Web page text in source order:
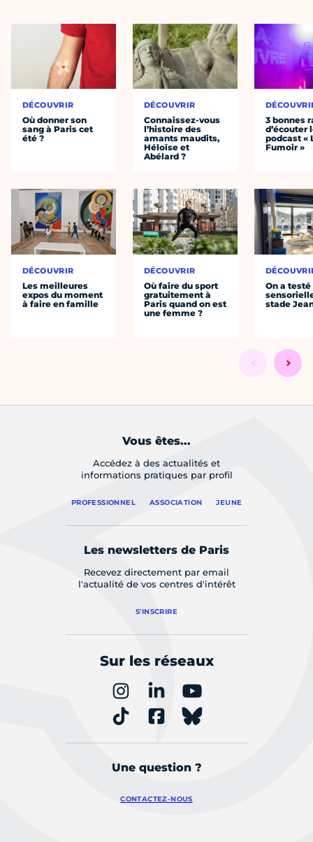
DÉCOUVRIR
Où donner son
sang à Paris cet
été ?
DÉCOUVRIR
Les meilleures
expos du moment
à faire en famille
DÉCOUVRIR
Connaissez-vous
l’histoire des
amants maudits,
Héloïse et
Abélard ?
DÉCOUVRIR
Où faire du sport
gratuitement à
Paris quand on est
une femme ?
3 bonnes
d’écouter
podcast «
Fumoir »
On a
stade
Vous êtes...
Accédez à des actualités et
informations pratiques par profil
PROFESSIONNEL ASSOCIATION JEUNE
Les newsletters de Paris
Recevez directement par email
l'actualité de vos centres d'intérêt
S'INSCRIRE
Sur les réseaux
Une question ?
CONTACTEZ-NOUS